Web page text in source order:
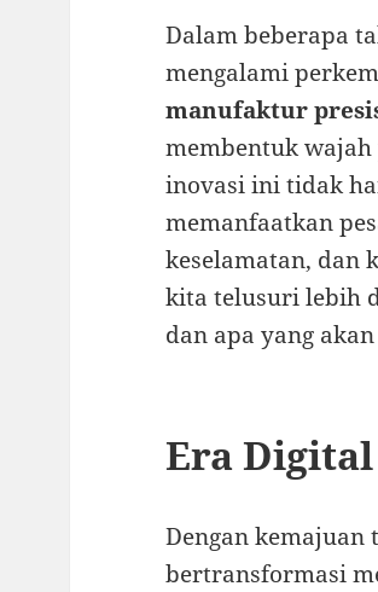
Dalam beberapa
mengalami
manufaktur
membentuk wajah
inovasi ini tidak
memanfaatkan
keselamatan, dan
kita telusuri lebih
dan apa yang
Era
Dengan
bertransformasi